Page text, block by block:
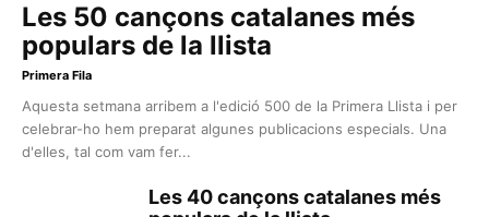
Les 50 cançons catalanes més
populars de la llista
Primera Fila
Aquesta setmana arribem a l'edició 500 de la Primera Llista i per
celebrar-ho hem preparat algunes publicacions especials. Una
d'elles, tal com vam fer...
Les 40 cançons catalanes més